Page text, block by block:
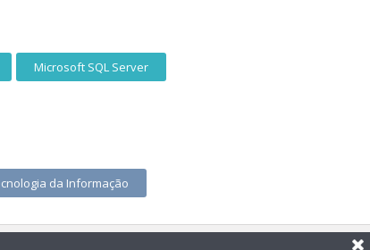
Microsoft SQL Server
da Informação